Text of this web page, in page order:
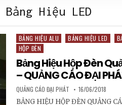
Bảng Hiệu LED
Posted in
BẢNG HIỆU ALU BẢNG HIỆU LED
HỘP ĐÈN
Bảng Hiệu Hộp Đèn
– QUẢNG CÁO ĐẠI
AUTHOR:
QUẢNG CÁO ĐẠI PHÁT PUBLISHED DATE:
16/06/2018
BẢNG HIỆU HỘP ĐÈN QUẢNG